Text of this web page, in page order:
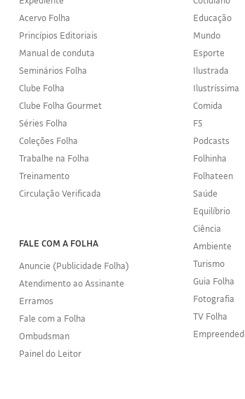
Acervo Folha
Princípios Editoriais
Manual de conduta
Seminários Folha
Clube Folha
Clube Folha Gourmet
Séries Folha
Coleções Folha
Trabalhe na Folha
Treinamento
Circulação Verificada
FALE COM A FOLHA
Anuncie (Publicidade Folha)
Atendimento ao Assinante
Erramos
Fale com a Folha
Ombudsman
Painel do Leitor
Educação
Mundo
Esporte
Ilustrada
Ilustríssima
Comida
F5
Podcasts
Folhinha
Folhateen
Saúde
Equilíbrio
Ciência
Ambiente
Turismo
Guia Folha
Fotografia
TV Folha